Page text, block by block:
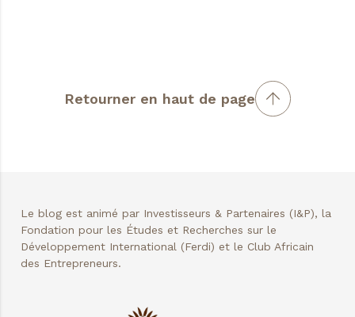
Retourner en haut de page
Le blog est animé par Investisseurs & Partenaires (I&P), la
Fondation pour les Études et Recherches sur le
Développement International (Ferdi) et le Club Africain
des Entrepreneurs.